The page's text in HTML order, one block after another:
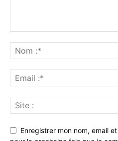
Enregistrer mon nom, email